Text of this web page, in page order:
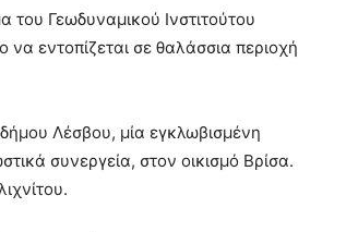
Γεωδυναμικού Ινστιτούτου
εντοπίζεται σε θαλάσσια περιοχή
Λέσβου, μία εγκλωβισμένη
συνεργεία, στον οικισμό Βρίσα.